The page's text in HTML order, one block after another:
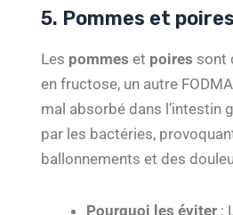
5. Pommes et poires
Les pommes et poires sont
en fructose, un autre
mal absorbé dans l’intestin
par les bactéries,
ballonnements et des
Pourquoi les éviter :